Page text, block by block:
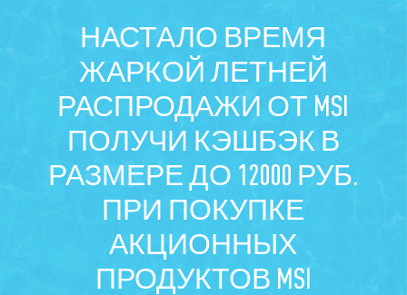
НАСТАЛО ВРЕМЯ
ЖАРКОЙ ЛЕТНЕЙ
РАСПРОДАЖИ ОТ MSI
ПОЛУЧИ КЭШБЭК В
РАЗМЕРЕ ДО 12000 РУБ.
ПРИ ПОКУПКЕ
АКЦИОННЫХ
ПРОДУКТОВ MSI